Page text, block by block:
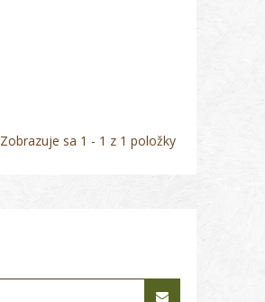
Zobrazuje sa 1 - 1 z 1 položky